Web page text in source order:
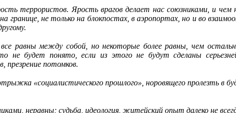
террористов. Ярость врагов делает нас союзниками, и
границе, не только на блокпостах, в аэропортах, но и во
равны между собой, но некоторые более равны, чем
не будет понято, если из этого не будут сделаны
презрение потомков.
«социалистического прошлого», норовящего пролезть в
неравны; судьба, идеология, житейский опыт далеко не